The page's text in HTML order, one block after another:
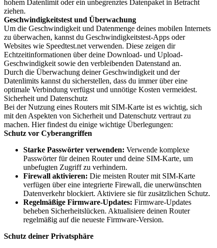
hohem Datenlimit oder ein unbegrenztes Datenpaket in Betracht
ziehen.
Geschwindigkeitstest und Überwachung
Um die Geschwindigkeit und Datenmenge deines mobilen Internets
zu überwachen, kannst du Geschwindigkeitstest-Apps oder
Websites wie Speedtest.net verwenden. Diese zeigen dir
Echtzeitinformationen über deine Download- und Upload-
Geschwindigkeit sowie den verbleibenden Datenstand an.
Durch die Überwachung deiner Geschwindigkeit und der
Datenlimits kannst du sicherstellen, dass du immer über eine
optimale Verbindung verfügst und unnötige Kosten vermeidest.
Sicherheit und Datenschutz
Bei der Nutzung eines Routers mit SIM-Karte ist es wichtig, sich
mit den Aspekten von Sicherheit und Datenschutz vertraut zu
machen. Hier findest du einige wichtige Überlegungen:
Schutz vor Cyberangriffen
Starke Passwörter verwenden: Verwende komplexe
Passwörter für deinen Router und deine SIM-Karte, um
unbefugten Zugriff zu verhindern.
Firewall aktivieren: Die meisten Router mit SIM-Karte
verfügen über eine integrierte Firewall, die unerwünschten
Datenverkehr blockiert. Aktiviere sie für zusätzlichen Schutz.
Regelmäßige Firmware-Updates: Firmware-Updates
beheben Sicherheitslücken. Aktualisiere deinen Router
regelmäßig auf die neueste Firmware-Version.
Schutz deiner Privatsphäre